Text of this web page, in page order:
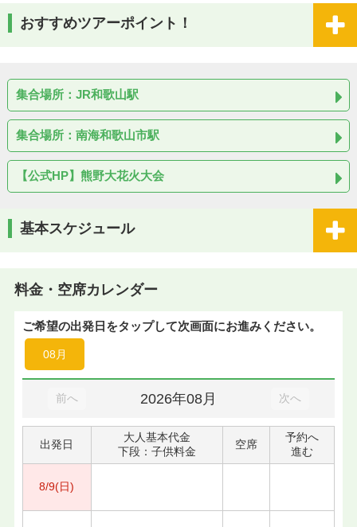
おすすめツアーポイント！
集合場所：JR和歌山駅
集合場所：南海和歌山市駅
【公式HP】熊野大花火大会
基本スケジュール
料金・空席カレンダー
ご希望の出発日をタップして次画面にお進みください。
08月
前へ 2026年08月 次へ
出発日
大人基本代金
下段：子供料金
空席
予約へ
進む
8/9(日)